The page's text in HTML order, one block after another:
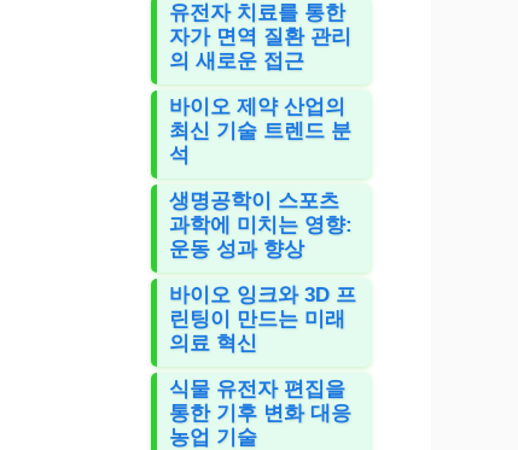
유전자 치료를 통한
자가 면역 질환 관리
의 새로운 접근
바이오 제약 산업의
최신 기술 트렌드 분
석
생명공학이 스포츠
과학에 미치는 영향:
운동 성과 향상
바이오 잉크와 3D 프
린팅이 만드는 미래
의료 혁신
식물 유전자 편집을
통한 기후 변화 대응
농업 기술